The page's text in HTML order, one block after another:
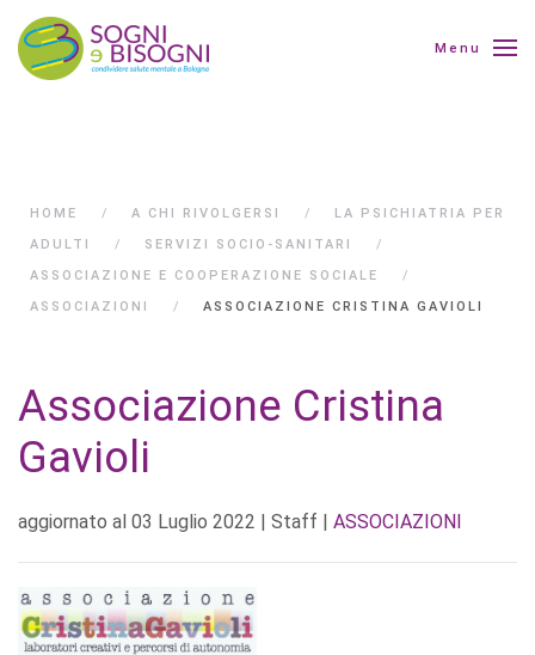
Menu
HOME A CHI RIVOLGERSI
LA PSICHIATRIA PER
ADULTI
SERVIZI SOCIO-SANITARI
ASSOCIAZIONE E COOPERAZIONE SOCIALE
ASSOCIAZIONI
ASSOCIAZIONE CRISTINA GAVIOLI
Associazione Cristina
Gavioli
aggiornato al 03 Luglio 2022 | Staff | ASSOCIAZIONI